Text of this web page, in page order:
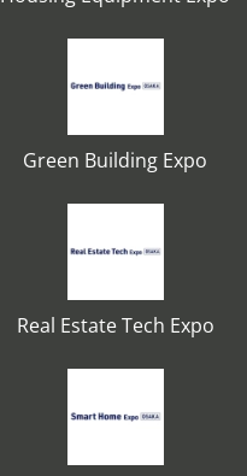
Green Building Expo
Real Estate Tech Expo